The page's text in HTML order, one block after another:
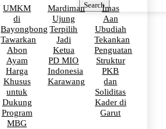
UMKM
di
Bayongbong
Tawarkan
Abon
Ayam
Harga
Khusus
untuk
Dukung
Program
MBG
Mardiman
Ujung
Terpilih
Jadi
Ketua
PD MIO
Indonesia
Karawang
Imas
Aan
Ubudiah
Tekankan
Penguatan
Struktur
PKB
dan
Soliditas
Kader di
Garut
Search